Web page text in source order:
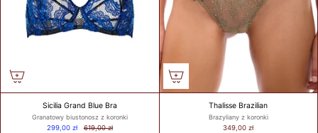
Sicilia Grand Blue Bra
Granatowy biustonosz z koronki
299,00 zł
619,00 zł
Thalisse Brazilian
Brazyliany z koronki
349,00 zł